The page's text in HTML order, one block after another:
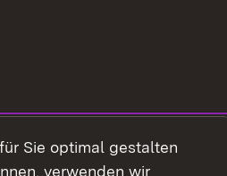
Sie optimal gestalten
verwenden wir